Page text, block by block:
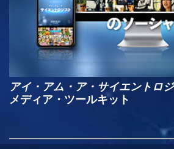
アイ・アム・ア・サイエントロ
メディア・ツールキット